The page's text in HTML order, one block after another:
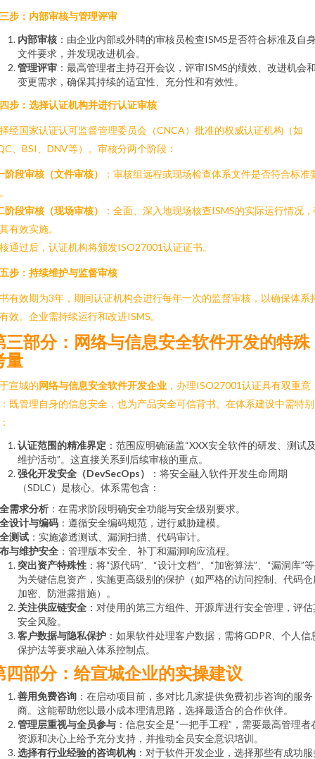
步：内部审核与管理评审
内部审核 ：由企业内部或外聘的审核员检查ISMS是否符合标准及自
文件要求，并发现改进机会。
管理评审 ：最高管理者主持召开会议，评审ISMS的绩效、改进机会
变更需求，确保其持续的适宜性、充分性和有效性。
步：选择认证机构并进行认证审核
经国家认证认可监督管理委员会（CNCA）批准的权威认证机构（如
、BSI、DNV等）。审核分两个阶段：
阶段审核（文件审核）
：审核组远程或现场检查体系文件是否符合标准
阶段审核（现场审核）
：全面、深入地现场核查ISMS的实际运行情况
有效实施。
通过后，认证机构将颁发ISO27001认证证书。
步：持续维护与监督审核
有效期为3年，期间认证机构会进行每年一次的监督审核，以确保体系
效。企业需持续运行和改进ISMS。
三部分：网络与信息安全软件开发的特殊
量
宣城的网络与信息安全软件开发企业 ，办理ISO27001认证具有双重意
既管理自身的信息安全，也为产品安全可信背书。在体系建设中需特
认证范围的精准界定 ：范围应明确涵盖“XXX安全软件的研发、测试
维护活动”。这直接关系到后续审核的重点。
强化开发安全（DevSecOps）
：将安全融入软件开发生命周期
（SDLC）是核心。体系需包含：
需求分析 ：在需求阶段明确安全功能与安全级别要求。
设计与编码 ：遵循安全编码规范，进行威胁建模。
测试 ：实施渗透测试、漏洞扫描、代码审计。
与维护安全 ：管理版本安全、补丁和漏洞响应流程。
突出资产特殊性 ：将“源代码”、“设计文档”、“加密算法”、“漏洞库”
为关键信息资产，实施更高级别的保护（如严格的访问控制、代码仓
加密、防泄露措施）。
关注供应链安全 ：对使用的第三方组件、开源库进行安全管理，评估
安全风险。
客户数据与隐私保护 ：如果软件处理客户数据，需将GDPR、个人信
保护法等要求融入体系控制点。
四部分：给宣城企业的实操建议
善用免费咨询 ：在启动项目前，多对比几家提供免费初步咨询的服务
商。这能帮助您以最小成本理清思路，选择最适合的合作伙伴。
管理层重视与全员参与 ：信息安全是“一把手工程”，需要最高管理者
资源和决心上给予充分支持，并推动全员安全意识培训。
选择有行业经验的咨询机构 ：对于软件开发企业，选择那些有成功